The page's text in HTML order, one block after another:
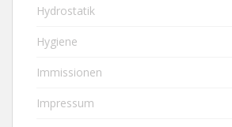
Hydrostatik
Hygiene
Immissionen
Impressum